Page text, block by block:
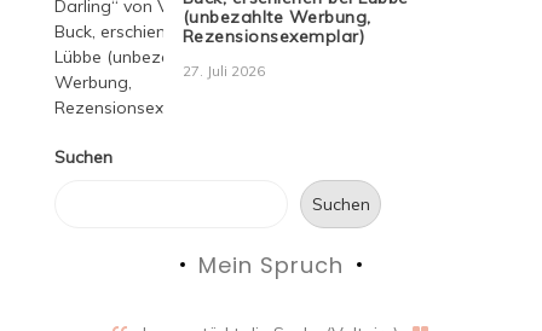
(unbezahlte Werbung,
Rezensionsexemplar)
27. Juli 2026
Suchen
Suchen
Mein Spruch